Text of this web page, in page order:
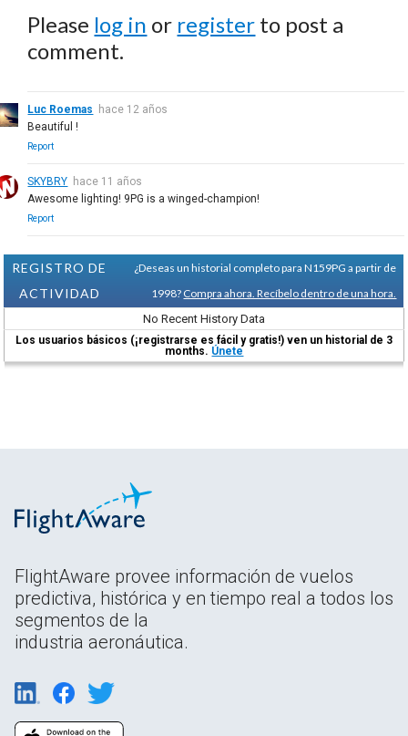
Please log in or register to post a
comment.
Luc Roemas
hace 12 años
Beautiful !
Report
SKYBRY hace 11 años
Awesome lighting! 9PG is a winged-champion!
Report
REGISTRO DE
ACTIVIDAD
¿Deseas un historial completo para N159PG a partir de
1998? Compra ahora. Recíbelo dentro de una hora.
No Recent History Data
Los usuarios básicos (¡registrarse es fácil y gratis!) ven un historial de 3
months. Únete
FlightAware provee información de vuelos
predictiva, histórica y en tiempo real a todos los
segmentos de la
industria aeronáutica.